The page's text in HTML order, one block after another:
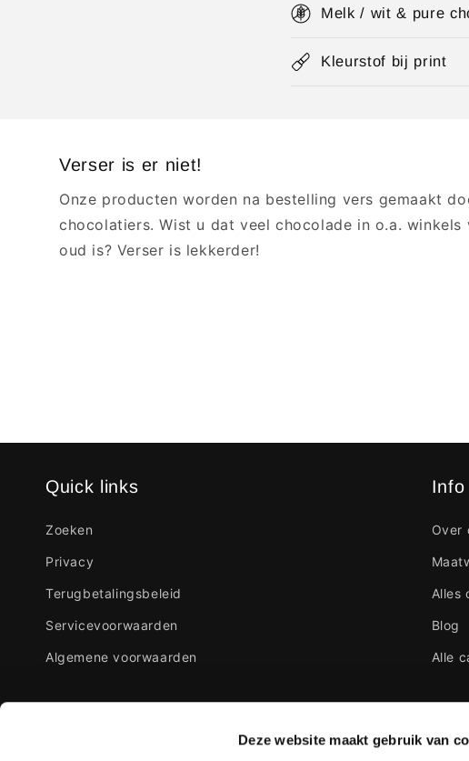
Deze website maakt gebruik van
Melk / wit & pure
Kleurstof bij print
Verser is er niet!
Onze producten worden na bestelling vers gemaakt
chocolatiers. Wist u dat veel chocolade in o.a. winkels
oud is? Verser is lekkerder!
Quick links
Zoeken
Privacy
Terugbetalingsbeleid
Servicevoorwaarden
Algemene voorwaarden
Info
Over
Alles
Blog
Alle